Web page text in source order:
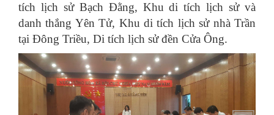
tích lịch sử Bạch Đằng, Khu di tích lịch sử và
danh thắng Yên Tử, Khu di tích lịch sử nhà Trần
tại Đông Triều, Di tích lịch sử đền Cửa Ông.